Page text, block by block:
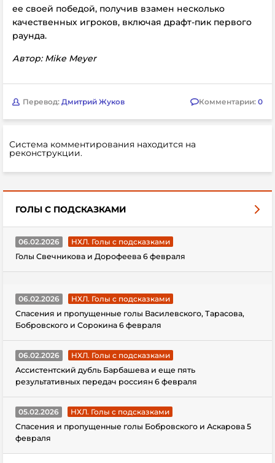
ее своей победой, получив взамен несколько
качественных игроков, включая драфт-пик первого
раунда.
Автор: Mike Meyer
Перевод: Дмитрий Жуков Комментарии: 0
Система комментирования находится на
реконструкции.
ГОЛЫ С ПОДСКАЗКАМИ
06.02.2026
НХЛ. Голы с подсказками
Голы Свечникова и Дорофеева 6 февраля
06.02.2026
НХЛ. Голы с подсказками
Спасения и пропущенные голы Василевского, Тарасова,
Бобровского и Сорокина 6 февраля
06.02.2026
НХЛ. Голы с подсказками
Ассистентский дубль Барбашева и еще пять
результативных передач россиян 6 февраля
05.02.2026
НХЛ. Голы с подсказками
Спасения и пропущенные голы Бобровского и Аскарова 5
февраля